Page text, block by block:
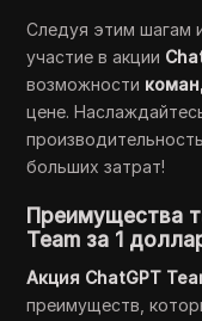
Следуя этим шагам
участие в акции
возможности
цене.
больших затрат!
Преимущества
Team за 1
Акция ChatGPT
преимуществ,